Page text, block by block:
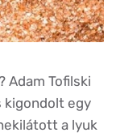
Adam Tofilski
kigondolt egy
a lyuk